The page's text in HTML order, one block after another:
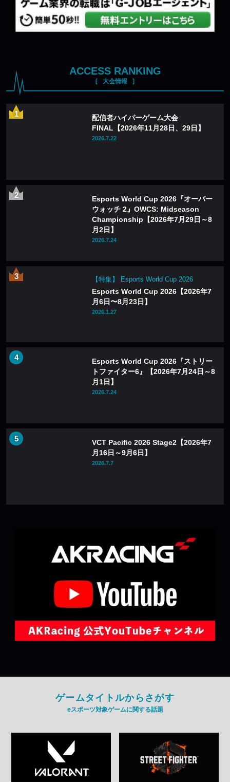
ACCESS RANKING
大会情報
配信者ハイパーゲーム大会
FINAL【2026年11月28日、29日】
2026.7.22
Esports World Cup 2026『オーバー
ウォッチ 2』OWCS: Midseason
Championship【2026年7月29日～8
月2日】
2026.7.24
【特集】 Esports World Cup 2026
Esports World Cup 2026【2026年7
月6日〜8月23日】
2026.1.27
Esports World Cup 2026『ストリー
トファイター6』【2026年7月24日～8
月1日】
2026.7.24
VCT Pacific 2026 Stage2【2026年7
月16日～9月6日】
2026.7.7
ゲームタイトルからさがす
eスポーツ対象ゲームに関する話題